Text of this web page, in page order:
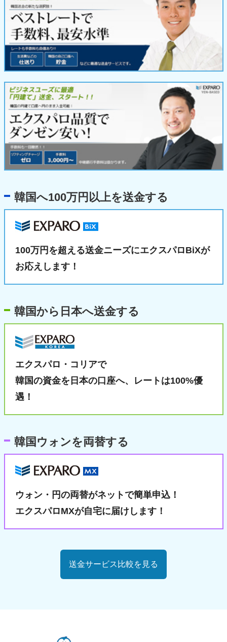
韓国へ100万円以上を送金する
100万円を超える送金ニーズにエクスパロBiXが
お応えします！
韓国から日本へ送金する
エクスパロ・コリアで
韓国の資金を日本の口座へ、
レートは100%優
遇！
韓国ウォンを両替する
ウォン・円の両替がネットで簡単申込！
エクスパロMXが自宅に届けします！
送金サービス比較を見る